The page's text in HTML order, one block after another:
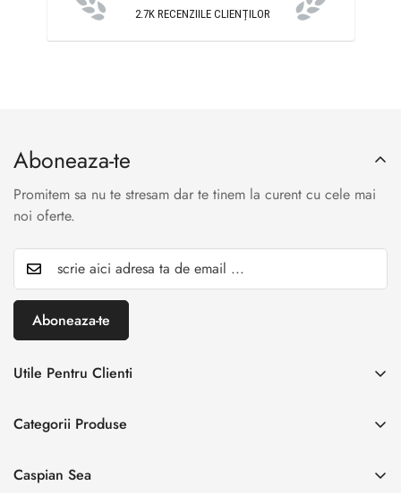
2.7K RECENZIILE CLIENȚILOR
Aboneaza-te
Promitem sa nu te stresam dar te tinem la curent cu cele mai
noi oferte.
Aboneaza-te
Utile Pentru Clienti
Creaza cont
Autentificare cont
Categorii Produse
Incaltaminte Dama
Caspian Sea